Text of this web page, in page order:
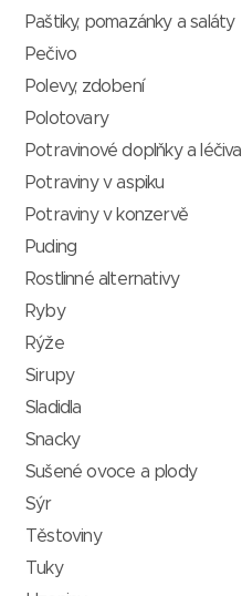
Paštiky, pomazánky a saláty
Pečivo
Polevy, zdobení
Polotovary
Potravinové doplňky a léčiva
Potraviny v aspiku
Potraviny v konzervě
Puding
Rostlinné alternativy
Ryby
Rýže
Sirupy
Sladidla
Snacky
Sušené ovoce a plody
Sýr
Těstoviny
Tuky